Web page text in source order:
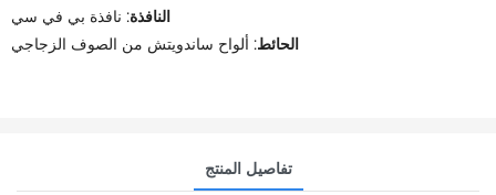
النافذة: نافذة بي في سي
الحائط: ألواح ساندويتش من الصوف الزجاجي
تفاصيل المنتج